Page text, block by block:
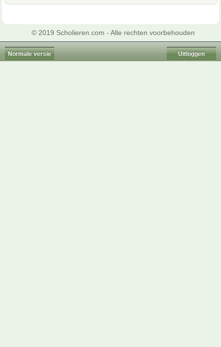
© 2019 Scholieren.com - Alle rechten voorbehouden
Normale versie Uitloggen